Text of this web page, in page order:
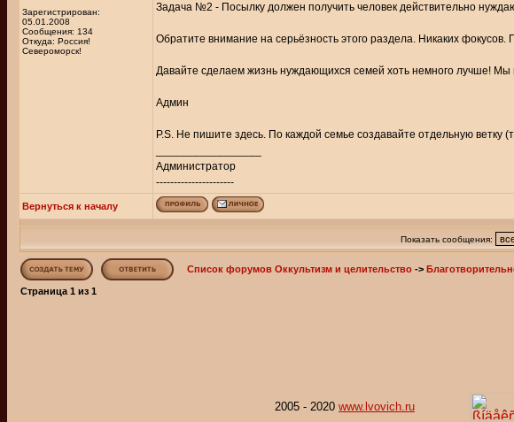
Зарегистрирован:
05.01.2008
Сообщения: 134
Откуда: Россия!
Североморск!
Задача №2 - Посылку должен получить человек действительно
Обратите внимание на серьёзность этого раздела. Никаких
Давайте сделаем жизнь нуждающихся семей хоть немного лучше!
Админ
P.S. Не пишите здесь. По каждой семье создавайте отдельную ветку
Администратор
----------------------
Вернуться к началу
Показать сообщения:
Список форумов Оккультизм и целительство ->
Страница 1 из 1
2005 - 2020 www.lvovich.ru